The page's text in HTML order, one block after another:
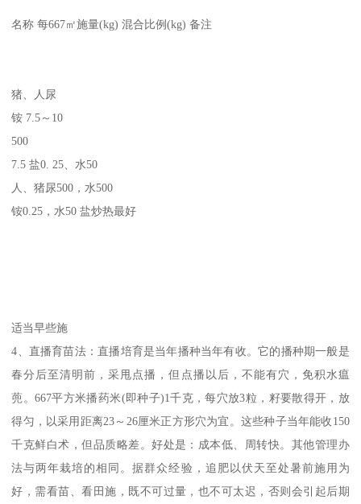
名称 每667㎡施量(kg) 混合比例(kg) 备注
猪、人尿
铵 7.5～10
500
7.5 盐0. 25、水50
人、猪尿500，水500
铵0.25，水50 盐炒热最好
适当早些施
4、直播育苗法：直播培育是当年播种当年有收。它的播种期一般是
春分后至清明前，采甩点播，但点播以后，不能有穴，免积水瘟
蔸。667平方米播药米(即种子)1千克，每穴放3粒，籽要散得开，放
得匀，以采用距离23～26厘米正方形穴为宜。这些种子当年能收150
千克鲜白术，但品质略差。好处是：成本低、周转快。其他管理办
法与两年栽培的相同。据群众经验，追肥以伏天至处暑前施用为
好，需看苗、看田施，既不可过量，也不可太迟，否则会引起后期